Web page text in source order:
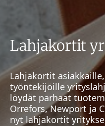
Lahjakortit
Lahjakortit
työntekijöille
löydät parhaat
Orrefors, Newport ja
nyt lahjakortit